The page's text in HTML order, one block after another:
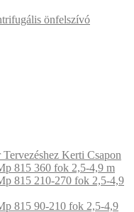
Kerti Csapon
815 360 fok 2,5-4,9 m
815 210-270 fok 2,5-4,9
815 90-210 fok 2,5-4,9